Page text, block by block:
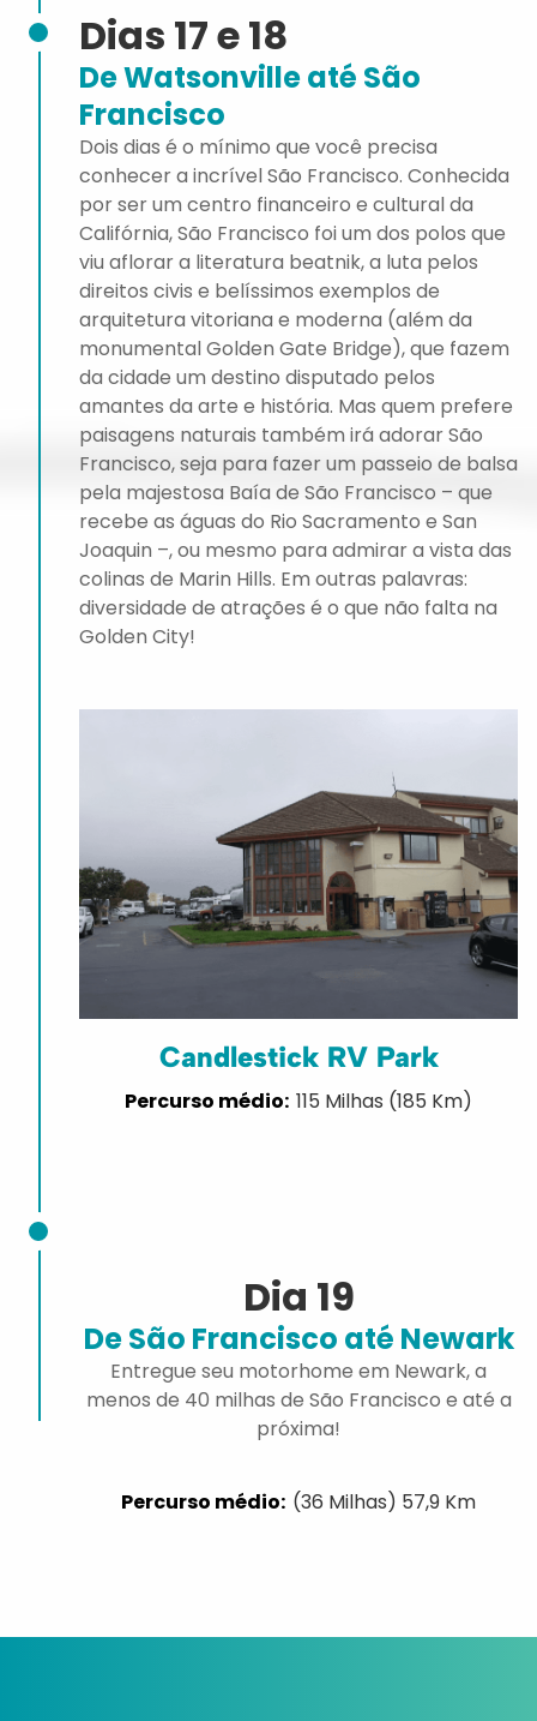
Dias 17 e 18
De Watsonville até São
Francisco
Dois dias é o mínimo que você precisa
conhecer a incrível São Francisco. Conhecida
por ser um centro financeiro e cultural da
Califórnia, São Francisco foi um dos polos que
viu aflorar a literatura beatnik, a luta pelos
direitos civis e belíssimos exemplos de
arquitetura vitoriana e moderna (além da
monumental Golden Gate Bridge), que fazem
da cidade um destino disputado pelos
amantes da arte e história. Mas quem prefere
paisagens naturais também irá adorar São
Francisco, seja para fazer um passeio de balsa
pela majestosa Baía de São Francisco – que
recebe as águas do Rio Sacramento e San
Joaquin –, ou mesmo para admirar a vista das
colinas de Marin Hills. Em outras palavras:
diversidade de atrações é o que não falta na
Golden City!
Candlestick RV Park
115 Milhas (185 Km)
Dia 19
De São Francisco até Newark
Entregue seu motorhome em Newark, a
menos de 40 milhas de São Francisco e até a
próxima!
(36 Milhas) 57,9 Km